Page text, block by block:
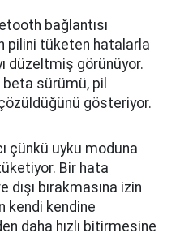
bağlantısı
pilini tüketen hatalarla
düzeltmiş görünüyor.
sürümü, pil
gösteriyor.
çünkü uyku moduna
Bir hata
bırakmasına izin
kendi kendine
daha hızlı bitirmesine